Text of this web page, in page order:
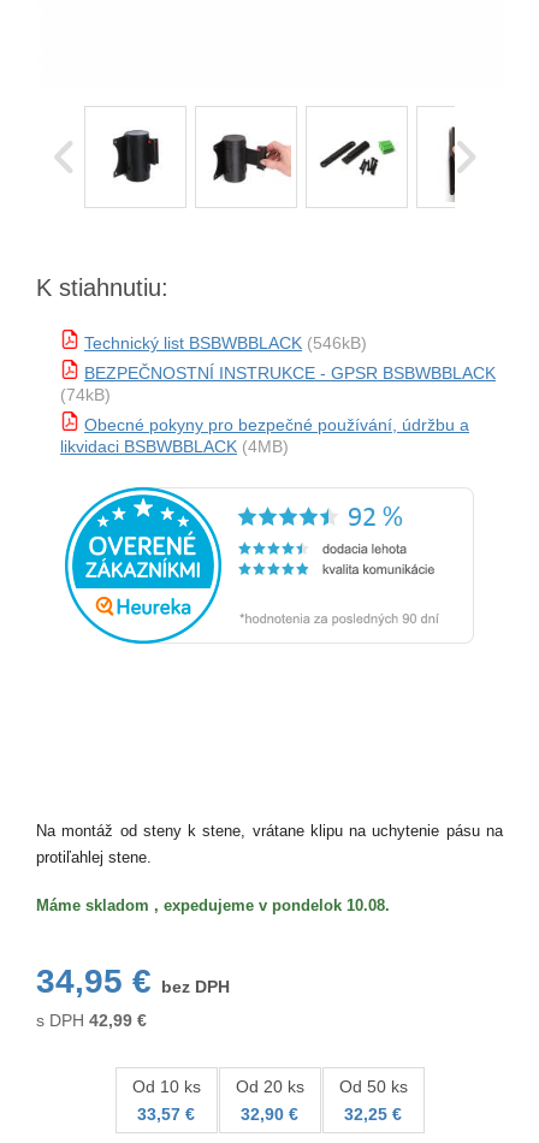
K stiahnutiu:
Technický list BSBWBBLACK (546kB)
BEZPEČNOSTNÍ INSTRUKCE - GPSR BSBWBBLACK
(74kB)
Obecné pokyny pro bezpečné používání, údržbu a
likvidaci BSBWBBLACK (4MB)
Na montáž od steny k stene, vrátane klipu na uchytenie pásu na
protiľahlej stene.
Máme skladom , expedujeme v pondelok 10.08.
34,95 €
bez DPH
s DPH 42,99 €
Od 10 ks
33,57 €
Od 20 ks
32,90 €
Od 50 ks
32,25 €